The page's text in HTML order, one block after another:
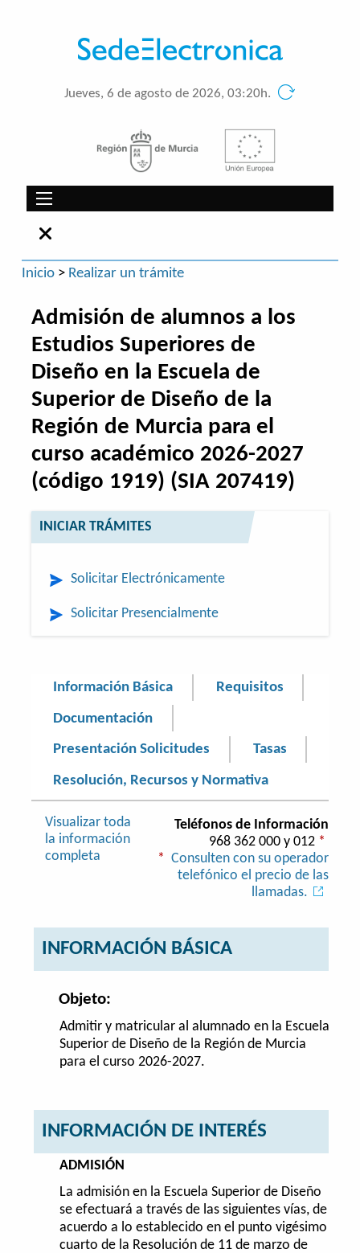
Jueves, 6 de agosto de 2026, 03:20h.
Inicio> Realizar un trámite
Admisión de alumnos a los
Estudios Superiores de
Diseño en la Escuela de
Superior de Diseño de la
Región de Murcia para el
curso académico 2026-2027
(código 1919) (SIA 207419)
INICIAR TRÁMITES
Solicitar Electrónicamente
Solicitar Presencialmente
Información Básica Requisitos
Documentación
Presentación Solicitudes Tasas
Resolución, Recursos y Normativa
Visualizar toda
la información
completa
Teléfonos de Información
968 362 000 y 012 *
*
Consulten con su operador
telefónico el precio de las
llamadas.
INFORMACIÓN BÁSICA
Objeto:
Admitir y matricular al alumnado en la Escuela
Superior de Diseño de la Región de Murcia
para el curso 2026-2027.
INFORMACIÓN DE INTERÉS
ADMISIÓN
La admisión en la Escuela Superior de Diseño
se efectuará a través de las siguientes vías, de
acuerdo a lo establecido en el punto vigésimo
cuarto de la Resolución de 11 de marzo de